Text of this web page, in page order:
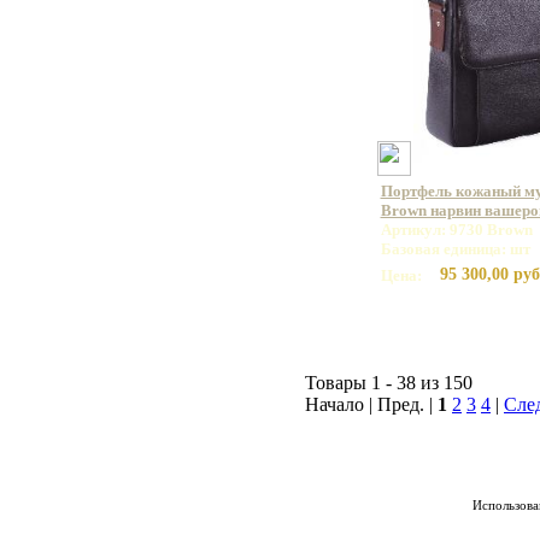
Портфель кожаный
Brown нарвин
Артикул: 9730 Brown
Базовая единица: шт
Цена:
95 300,00
Товары 1 - 38 из 150
Начало | Пред. | 1 2 3 4